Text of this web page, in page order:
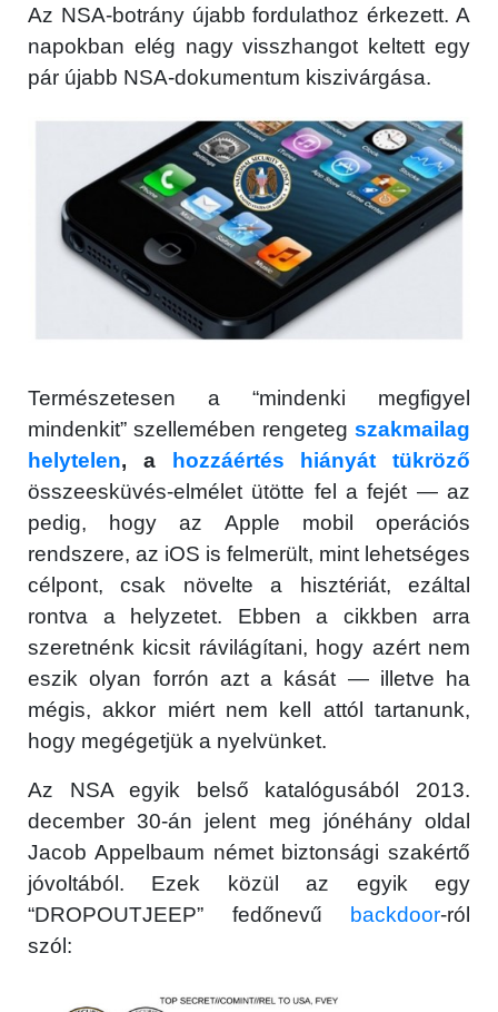
Az NSA-botrány újabb fordulathoz érkezett. A
napokban elég nagy visszhangot keltett egy
pár újabb NSA-dokumentum kiszivárgása.
Természetesen a “mindenki megfigyel
mindenkit” szellemében rengeteg szakmailag
helytelen, a hozzáértés hiányát tükröző
összeesküvés-elmélet ütötte fel a fejét — az
pedig, hogy az Apple mobil operációs
rendszere, az iOS is felmerült, mint lehetséges
célpont, csak növelte a hisztériát, ezáltal
rontva a helyzetet. Ebben a cikkben arra
szeretnénk kicsit rávilágítani, hogy azért nem
eszik olyan forrón azt a kását — illetve ha
mégis, akkor miért nem kell attól tartanunk,
hogy megégetjük a nyelvünket.
Az NSA egyik belső katalógusából 2013.
december 30-án jelent meg jónéhány oldal
Jacob Appelbaum német biztonsági szakértő
jóvoltából. Ezek közül az egyik egy
“DROPOUTJEEP” fedőnevű backdoor-ról
szól: